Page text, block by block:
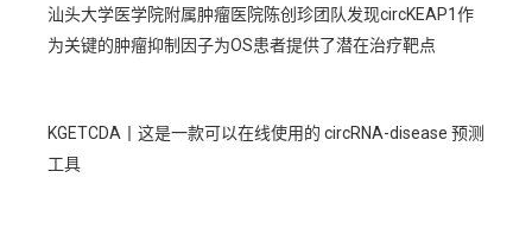
汕头大学医学院附属肿瘤医院陈创珍团队发现circKEAP1作
为关键的肿瘤抑制因子为OS患者提供了潜在治疗靶点
KGETCDA丨这是一款可以在线使用的 circRNA-disease 预测
工具